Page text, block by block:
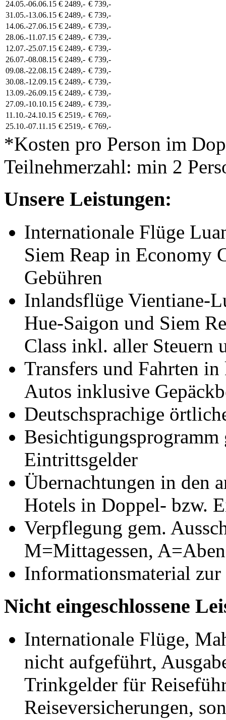
24.05.-06.06.15 € 2489,- € 739,-
31.05.-13.06.15 € 2489,- € 739,-
14.06.-27.06.15 € 2489,- € 739,-
28.06.-11.07.15 € 2489,- € 739,-
12.07.-25.07.15 € 2489,- € 739,-
26.07.-08.08.15 € 2489,- € 739,-
09.08.-22.08.15 € 2489,- € 739,-
30.08.-12.09.15 € 2489,- € 739,-
13.09.-26.09.15 € 2489,- € 739,-
27.09.-10.10.15 € 2489,- € 739,-
11.10.-24.10.15 € 2519,- € 769,-
25.10.-07.11.15 € 2519,- € 769,-
*Kosten pro Person im
Teilnehmerzahl: min 2
Unsere Leistungen:
Internationale Flüge
Siem Reap in Economy
Gebühren
Inlandsflüge Vientiane-
Hue-Saigon und Siem
Class inkl. aller Steuern
Transfers und Fahrten
Autos inklusive
Deutschsprachige
Eintrittsgelder
Übernachtungen in den
Hotels in Doppel- bzw.
Verpflegung gem.
M=Mittagessen,
Informationsmaterial zur
Nicht eingeschlossene
Internationale Flüge,
nicht aufgeführt,
Trinkgelder für
Reiseversicherungen,